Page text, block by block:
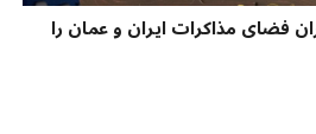
فضای مذاکرات ایران و عمان را